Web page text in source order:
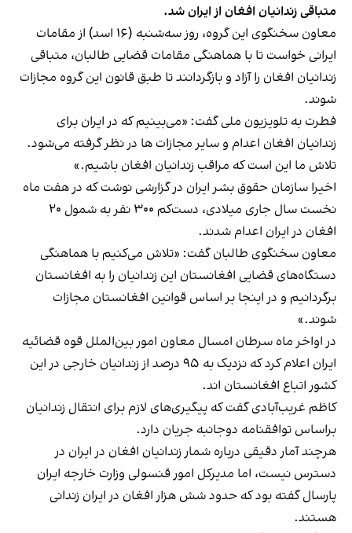
متباقی زندانیان افغان از ایران شد.
معاون سخنگوی این گروه، روز سه‌شنبه (۱۶ اسد) از مقامات
ایرانی خواست تا با هماهنگی مقامات قضایی طالبان، متباقی
زندانیان افغان را آزاد و بازگردانند تا طبق قانون این گروه مجازات
شوند.
فطرت به تلویزیون ملی گفت: «می‌بینیم که در ایران برای
زندانیان افغان اعدام و سایر مجازات ها در نظر گرفته می‌شود.
تلاش ما این است که مراقب زندانیان افغان باشیم.»
اخیرا سازمان حقوق بشر ایران در گزارشی نوشت که در هفت ماه
نخست سال جاری میلادی، دست‌کم ۳۰۰ نفر به شمول ۲۰
افغان در ایران اعدام شدند.
معاون سخنگوی طالبان گفت: «تلاش می‌کنیم با هماهنگی
دستگاه‌های قضایی افغانستان این زندانیان را به افغانستان
برگردانیم و در اینجا بر اساس قوانین افغانستان مجازات
شوند.»
در اواخر ماه سرطان امسال معاون امور بین‌الملل قوه قضائیه
ایران اعلام کرد که نزدیک به ۹۵ درصد از زندانیان خارجی در این
کشور اتباع افغانستان اند.
کاظم غریب‌آبادی گفت که پیگیری‌های لازم برای انتقال زندانیان
براساس توافقنامه دوجانبه جریان دارد.
هرچند آمار دقیقی درباره شمار زندانیان افغان در ایران در
دسترس نیست، اما مدیرکل امور قنسولی وزارت خارجه ایران
پارسال گفته بود که حدود شش هزار افغان در ایران زندانی‌
هستند.